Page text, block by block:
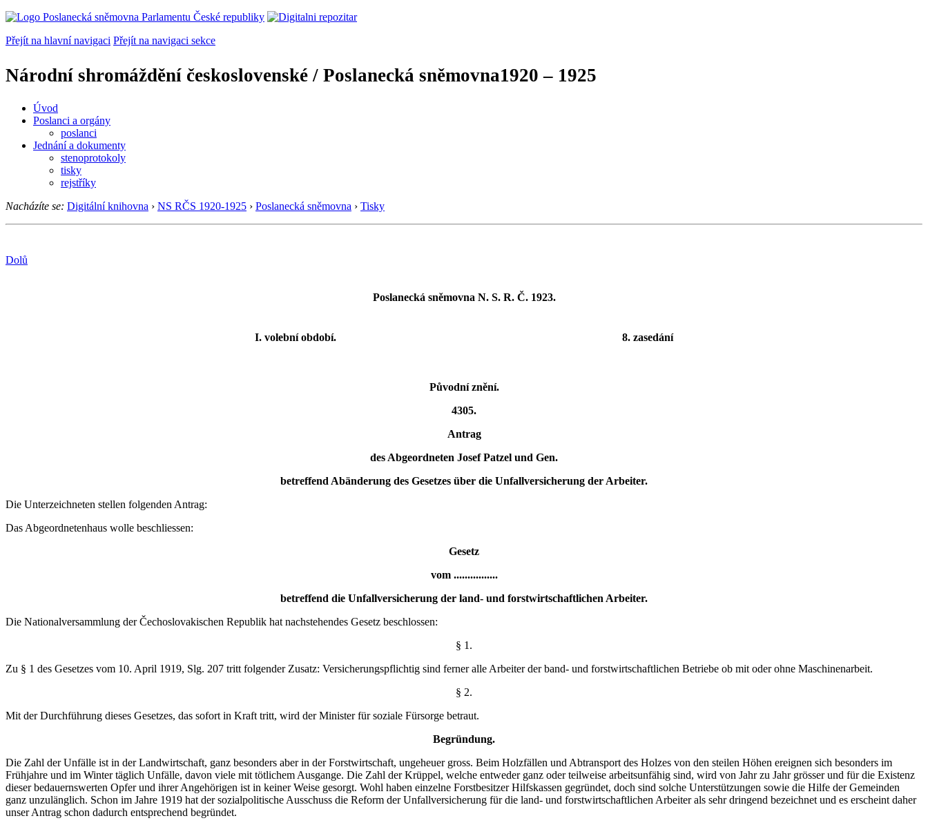
Přejít na hlavní navigaci Přejít na navigaci sekce
Národní shromáždění československé / Poslanecká sněmovna1920 – 1925
Úvod
Poslanci a orgány
poslanci
Jednání a dokumenty
stenoprotokoly
tisky
rejstříky
Nacházíte se: Digitální knihovna › NS RČS 1920-1925 › Poslanecká sněmovna › Tisky
Dolů
Poslanecká sněmovna N. S. R. Č. 1923.
I. volební období. 8. zasedání
Původní znění.
4305.
Antrag
des Abgeordneten Josef Patzel und Gen.
betreffend Abänderung des Gesetzes über die Unfallversicherung der Arbeiter.
Die Unterzeichneten stellen folgenden Antrag:
Das Abgeordnetenhaus wolle beschliessen:
Gesetz
vom ................
betreffend die Unfallversicherung der land- und forstwirtschaftlichen Arbeiter.
Die Nationalversammlung der Čechoslovakischen Republik hat nachstehendes Gesetz beschlossen:
§ 1.
Zu § 1 des Gesetzes vom 10. April 1919, Slg. 207 tritt folgender Zusatz: Versicherungspflichtig sind ferner alle Arbeiter der band- und forstwirtschaftlichen Betriebe ob mit oder ohne Maschinenarbeit.
§ 2.
Mit der Durchführung dieses Gesetzes, das sofort in Kraft tritt, wird der Minister für soziale Fürsorge betraut.
Begründung.
Die Zahl der Unfälle ist in der Landwirtschaft, ganz besonders aber in der Forstwirtschaft, ungeheuer gross. Beim Holzfällen und Abtransport des Holzes von den steilen Höhen ereignen sich besonders im
Frühjahre und im Winter täglich Unfälle, davon viele mit tötlichem Ausgange. Die Zahl der Krüppel, welche entweder ganz oder teilweise arbeitsunfähig sind, wird von Jahr zu Jahr grösser und für die Existenz
dieser bedauernswerten Opfer und ihrer Angehörigen ist in keiner Weise gesorgt. Wohl haben einzelne Forstbesitzer Hilfskassen gegründet, doch sind solche Unterstützungen sowie die Hilfe der Gemeinden
ganz unzulänglich. Schon im Jahre 1919 hat der sozialpolitische Ausschuss die Reform der Unfallversicherung für die land- und forstwirtschaftlichen Arbeiter als sehr dringend bezeichnet und es erscheint daher
unser Antrag schon dadurch entsprechend begründet.